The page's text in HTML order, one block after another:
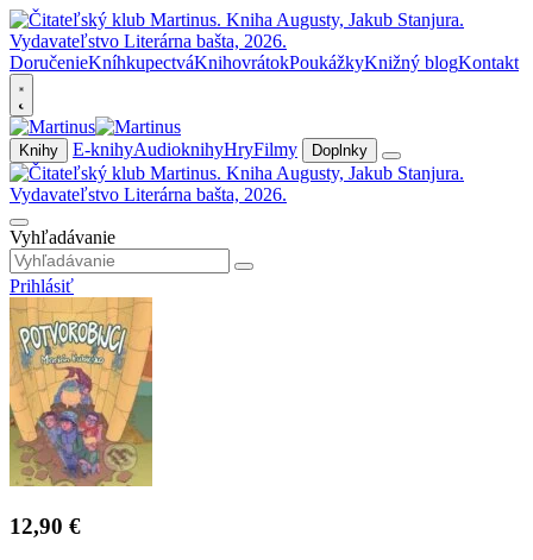
DoručenieKníhkupectváKnihovrátokPoukážkyKnižný blogKontakt
Knihy E-knihyAudioknihyHryFilmy Doplnky
Vyhľadávanie
Prihlásiť
12,90 €